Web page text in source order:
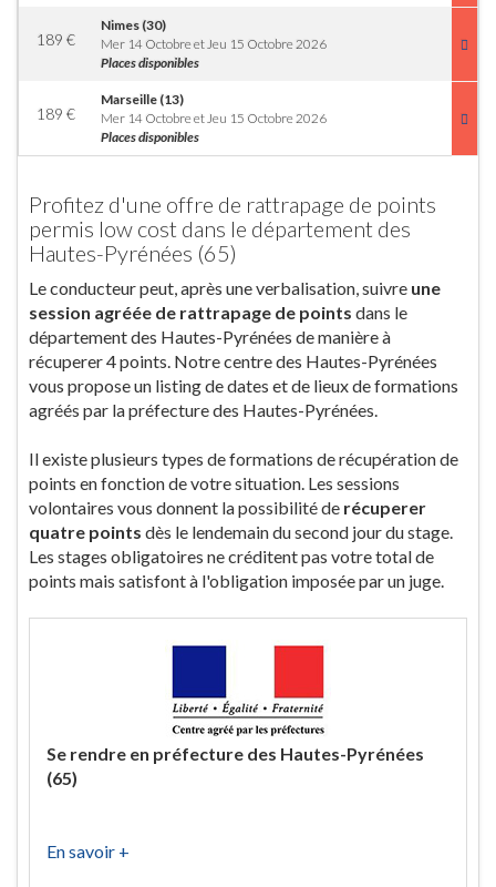
189 €
Nimes (30)
Mer 14 Octobre et Jeu 15 Octobre 2026
Places disponibles
189 €
Marseille (13)
Mer 14 Octobre et Jeu 15 Octobre 2026
Places disponibles
Profitez d'une offre de rattrapage de points
permis low cost dans le département des
Hautes-Pyrénées (65)
Le conducteur peut, après une verbalisation, suivre une
session agréée de rattrapage de points dans le
département des Hautes-Pyrénées de manière à
récuperer 4 points. Notre centre des Hautes-Pyrénées
vous propose un listing de dates et de lieux de formations
agréés par la préfecture des Hautes-Pyrénées.
Il existe plusieurs types de formations de récupération de
points en fonction de votre situation. Les sessions
volontaires vous donnent la possibilité de récuperer
quatre points dès le lendemain du second jour du stage.
Les stages obligatoires ne créditent pas votre total de
points mais satisfont à l'obligation imposée par un juge.
Se rendre en préfecture des Hautes-Pyrénées
(65)
En savoir +